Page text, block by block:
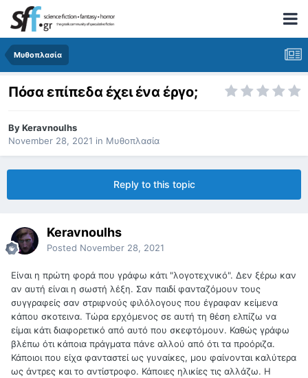
Μυθοπλασία
Πόσα επίπεδα έχει ένα έργο;
ByKeravnoulhs
November 28, 2021 in Μυθοπλασία
Reply to this topic
Keravnoulhs
Posted November 28, 2021
Είναι η πρώτη φορά που γράφω κάτι "λογοτεχνικό". Δεν ξέρω καν
αν αυτή είναι η σωστή λέξη. Σαν παιδί φανταζόμουν τους
συγγραφείς σαν στριφνούς φιλόλογους που έγραφαν κείμενα
κάπου σκοτεινα. Τώρα ερχόμενος σε αυτή τη θέση ελπίζω να
είμαι κάτι διαφορετικό από αυτό που σκεφτόμουν. Καθώς γράφω
βλέπω ότι κάποια πράγματα πάνε αλλού από ότι τα προόριζα.
Κάποιοι που είχα φανταστεί ως γυναίκες, μου φαίνονται καλύτερα
ως άντρες και το αντίστροφο. Κάποιες ηλικίες τις αλλάζω. Η